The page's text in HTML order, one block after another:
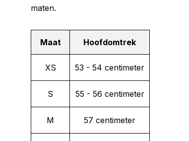
maten.
Maat Hoofdomtrek
XS 53 - 54 centimeter
S 55 - 56 centimeter
M 57 centimeter